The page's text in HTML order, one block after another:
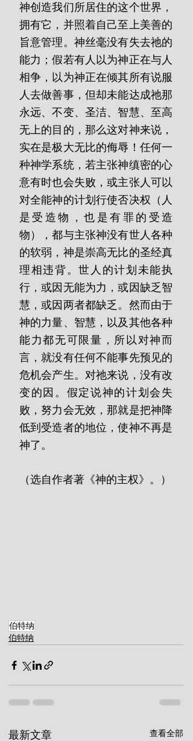
神创造我们所居住的这个世界，
拥有它，并照着自己至上美善的
旨意管理。神丝毫没有失去祂的
能力；假若有人以为神正在与人
相争，以为神正在倾其所有说服
人去做善事，但却未能达成祂那
永远、不变、圣洁、智慧、至高
无上的目的，那么这对神来说，
实在是极大无比的侮辱！任何一
种神学系统，若主张神缜密的心
意有时也会失败，或主张人可以
对全能神的计划行使否决权（人
是受造物，也是有罪的受造
物），都与主张神没有世人各种
的软弱，神是崇高无比的圣经真
理相违背。世人的计划未能执
行，或因无能为力，或因缺乏智
慧，或因两者都缺乏。然而由于
神的力量、智慧，以及其他各种
能力都无可限量，所以对神而
言，就没有任何不能事先预见的
危机会产生。对祂来说，没有改
变的因。假定说神的计划会失
败，努力会无效，那就是把神降
低到受造者的地位，使神不再是
神了。
（选自作者著《神的主权》。）
伯特纳
伯特纳
最新文章 查看全部